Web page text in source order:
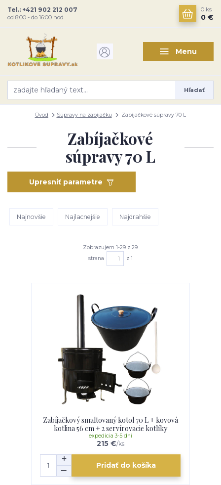
Menu
Hľadať
Tel.: +421 902 212 007
od 8:00 - do 16:00 hod
0 ks
0 €
Úvod Súpravy na zabíjačku Zabíjačkové súpravy 70 L
Zabíjačkové
súpravy 70 L
Upresniť parametre
Najnovšie Najlacnejšie Najdrahšie
Zobrazujem 1-29 z 29
strana
z 1
Zabíjačkový smaltovaný kotol 70 L + kovová
kotlina 56 cm + 2 servírovacie kotlíky
215 €/ks
expedícia 3-5 dní
Pridať do košíka